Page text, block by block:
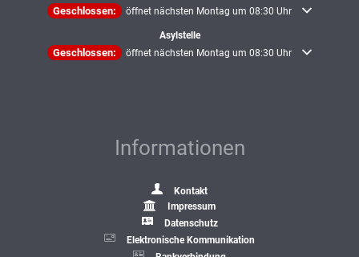
Klicken, um weitere Öffnungs- oder Schließzeiten auszublenden
Geschlossen: öffnet nächsten Montag um 08:30 Uhr
Asylstelle
Klicken, um weitere Öffnungs- oder Schließzeiten auszublenden
Geschlossen: öffnet nächsten Montag um 08:30 Uhr
Informationen
Kontakt
Impressum
Datenschutz
Elektronische Kommunikation